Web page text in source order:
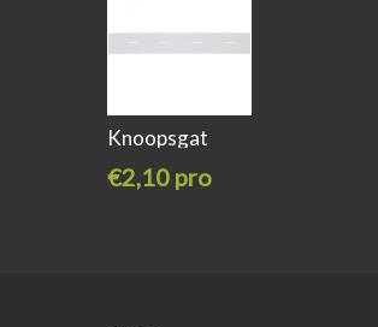
Knoopsgat
€2,10 pro